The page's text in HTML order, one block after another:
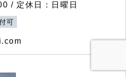
/ 定休日：日曜日
可